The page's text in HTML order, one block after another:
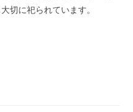
切に祀られています。